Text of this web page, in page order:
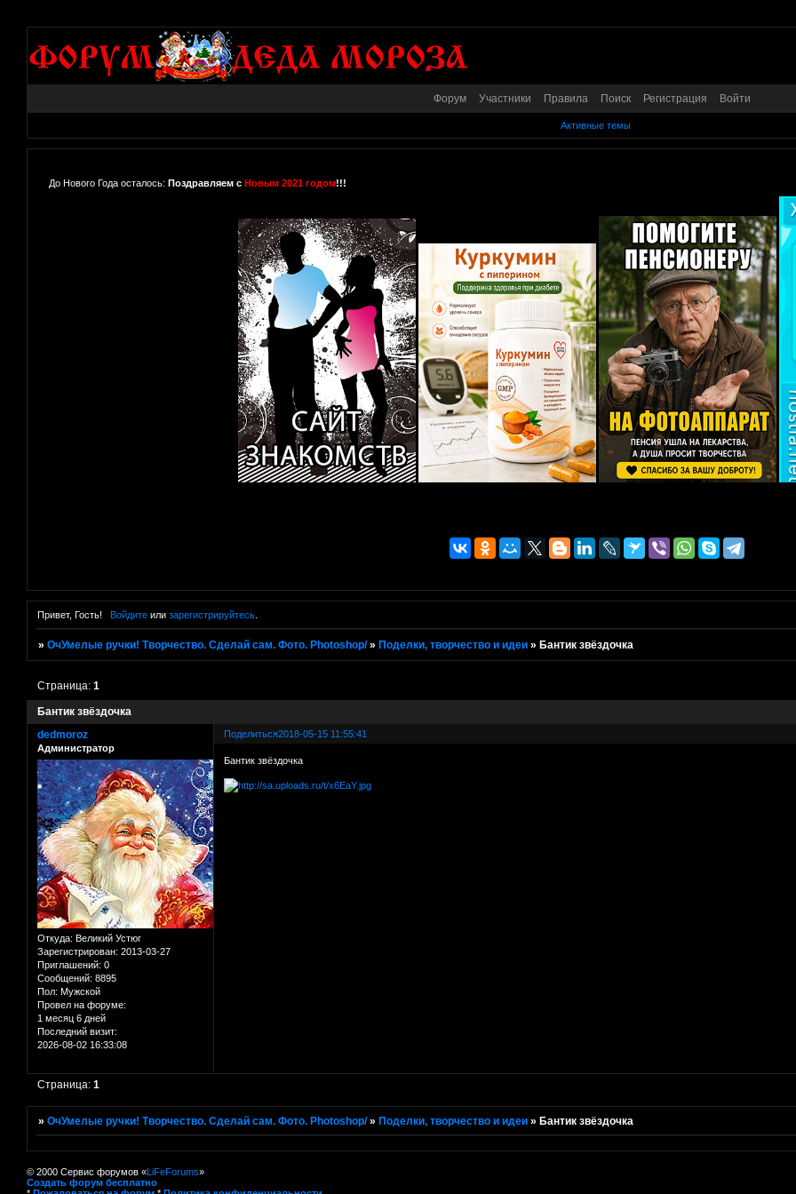
Форум Участники Правила Поиск Регистрация Войти
Активные темы
До Нового Года осталось: Поздравляем с Новым 2021 годом!!!
Привет, Гость! Войдитеили зарегистрируйтесь.
»ОчУмелые ручки! Творчество. Сделай сам. Фото. Photoshop/ » Поделки, творчество и идеи » Бантик звёздочка
Бантик звёздочка
Страница:1
Поделиться2018-05-15 11:55:41
dedmoroz
Администратор
Откуда: Великий Устюг
Зарегистрирован: 2013-03-27
Приглашений: 0
Сообщений: 8895
Пол: Мужской
Провел на форуме:
1 месяц 6 дней
Последний визит:
2026-08-02 16:33:08
Бантик звёздочка
Страница:1
»ОчУмелые ручки! Творчество. Сделай сам. Фото. Photoshop/ » Поделки, творчество и идеи » Бантик звёздочка
© 2000 Сервис форумов «LiFeForums»
Создать форум бесплатно